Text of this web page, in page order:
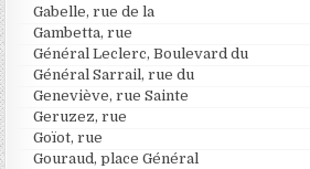
Gabelle, rue de la
Gambetta, rue
Général Leclerc, Boulevard du
Général Sarrail, rue du
Geneviève, rue Sainte
Geruzez, rue
Goïot, rue
Gouraud, place Général